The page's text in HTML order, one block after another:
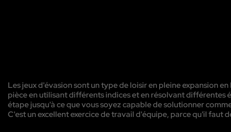
Les jeux d'évasion sont un type de loisir en pleine expansion
pièce en utilisant différents indices et en résolvant différentes
étape jusqu'à ce que vous soyez capable de solutionner
C'est un excellent exercice de travail d'équipe, parce qu'il